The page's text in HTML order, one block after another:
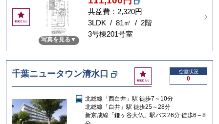
お
気
り
写真を見る
共益費：2,320円
3LDK / 81㎡ / 2階
3号棟201号室
千葉ニュータウン清水口
お
気
入
り
空室状況
0
北総線「西白井」駅 徒歩7～10分
北総線「白井」駅 徒歩25～28分
新京成線「鎌ヶ谷大仏」駅バス26分 徒歩6～8